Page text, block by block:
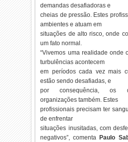
demandas desafiadoras e
cheias de pressão. Estes
ambientes e atuam em
situações de alto risco, onde
um fato normal.
“Vivemos uma realidade onde
turbulências acontecem
em períodos cada vez mais
estão sendo desafiadas, e
por consequência, os
organizações também. Estes
profissionais precisam ter
de enfrentar
situações inusitadas, com
negativos”, comenta Paulo